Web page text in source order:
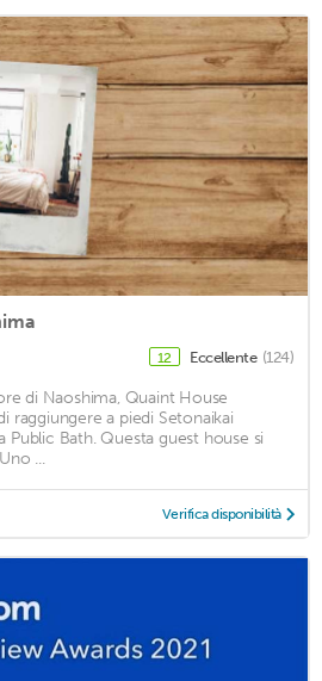
12 Eccellente (124)
di Naoshima, Quaint House
raggiungere a piedi Setonaikai
Public Bath. Questa guest house si
...
Verifica disponibilità